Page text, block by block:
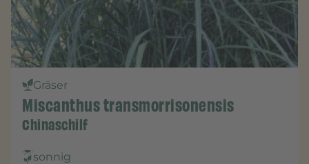
Gräser
Miscanthus transmorrisonensis
Chinaschilf
sonnig